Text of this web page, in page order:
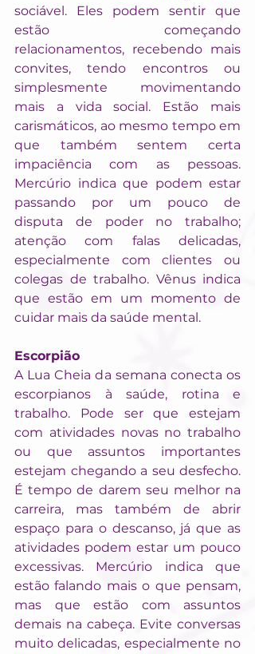
sociável. Eles podem sentir que
estão começando
relacionamentos, recebendo mais
convites, tendo encontros ou
simplesmente movimentando
mais a vida social. Estão mais
carismáticos, ao mesmo tempo em
que também sentem certa
impaciência com as pessoas.
Mercúrio indica que podem estar
passando por um pouco de
disputa de poder no trabalho;
atenção com falas delicadas,
especialmente com clientes ou
colegas de trabalho. Vênus indica
que estão em um momento de
cuidar mais da saúde mental.
Escorpião
A Lua Cheia da semana conecta os
escorpianos à saúde, rotina e
trabalho. Pode ser que estejam
com atividades novas no trabalho
ou que assuntos importantes
estejam chegando a seu desfecho.
É tempo de darem seu melhor na
carreira, mas também de abrir
espaço para o descanso, já que as
atividades podem estar um pouco
excessivas. Mercúrio indica que
estão falando mais o que pensam,
mas que estão com assuntos
demais na cabeça. Evite conversas
muito delicadas, especialmente no